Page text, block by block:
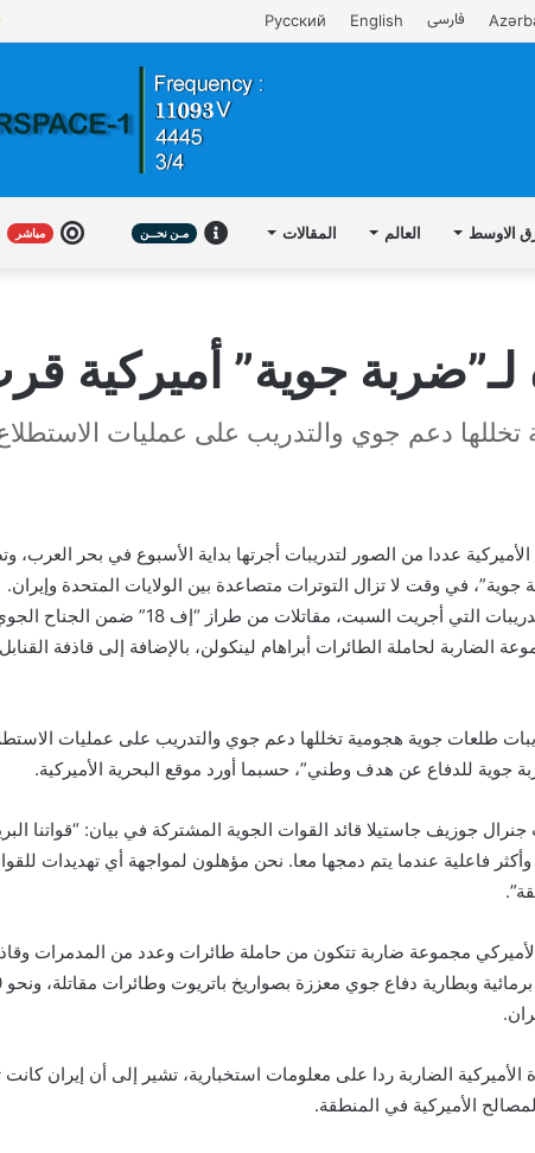
فارسی English
Русский
الاوسط العالم المقالات مـنمـن نحــن مباشر
مباشر
جوية” أميركية
دعم جوي والتدريب على عمليات
عددا من الصور لتدريبات أجرتها بداية الأسبوع في بحر العرب،
جوية”، في وقت لا تزال التوترات متصاعدة بين الولايات المتحدة وإيران.
وشارك في التدريبات التي أجريت السبت، مقاتلات من طراز “إف
طلعات جوية هجومية تخللها دعم جوي والتدريب على عمليات
جوية للدفاع عن هدف وطني”، حسبما أورد موقع البحرية الأميركية.
جنرال جوزيف جاستيلا قائد القوات الجوية المشتركة في بيان: “قواتنا
وأكثر فاعلية عندما يتم دمجها معا. نحن مؤهلون لمواجهة أي تهديدات
مجموعة ضاربة تتكون من حاملة طائرات وعدد من المدمرات
الأميركية الضاربة ردا على معلومات استخبارية، تشير إلى أن إيران
الأميركية في المنطقة.